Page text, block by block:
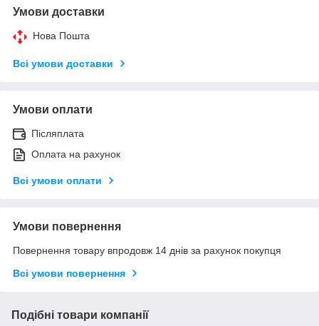
Умови доставки
Нова Пошта
Всі умови доставки
Умови оплати
Післяплата
Оплата на рахунок
Всі умови оплати
Умови повернення
Повернення товару впродовж 14 днів за рахунок покупця
Всі умови повернення
Подібні товари компанії